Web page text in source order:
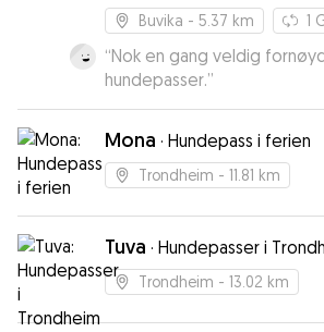
Buvika - 5.37 km 1
“Nok en gang veldig
hundepasser.”
Mona · Hundepass i ferien
Trondheim - 11.81 km
Tuva · Hundepasser i
Trondheim - 13.02 km